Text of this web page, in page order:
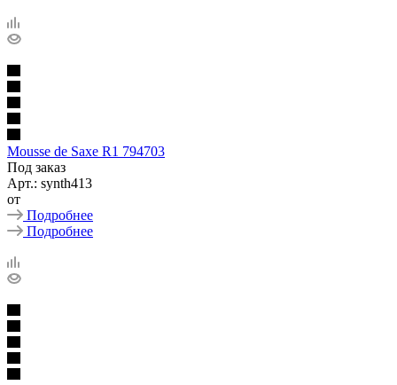
Mousse de Saxe R1 794703
Под заказ
Арт.: synth413
от
Подробнее
Подробнее